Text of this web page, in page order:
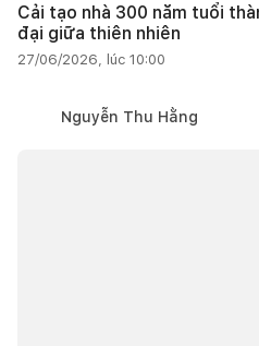
Cải tạo nhà 300 năm tuổi
đại giữa thiên nhiên
27/06/2026, lúc 10:00
Nguyễn Thu Hằng